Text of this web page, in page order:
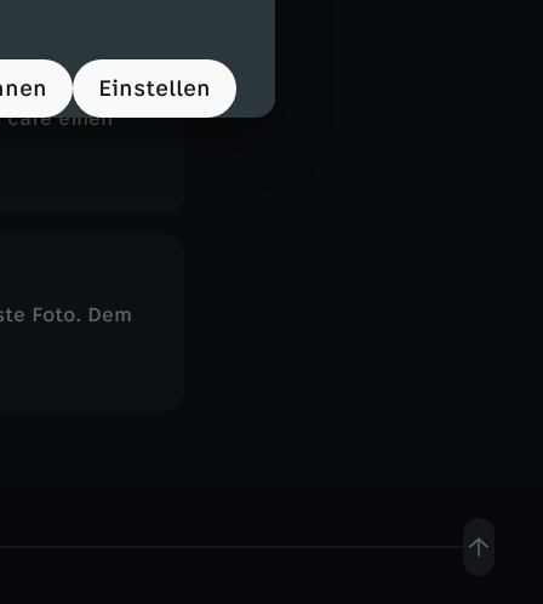
Einstellen
auf
café einen
Foto. Dem